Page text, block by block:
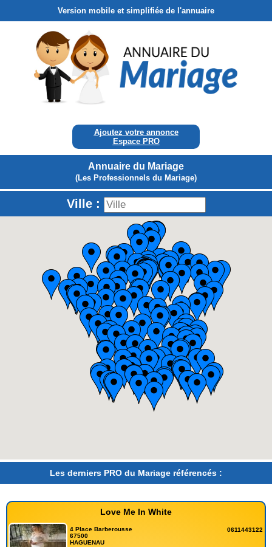
Version mobile et simplifiée de l'annuaire
Ajoutez votre annonce
Espace PRO
Annuaire du Mariage
(Les Professionnels du Mariage)
Ville :
Les derniers PRO du Mariage référencés :
Love Me In White
4 Place Barberousse
67500
HAGUENAU
0611443122